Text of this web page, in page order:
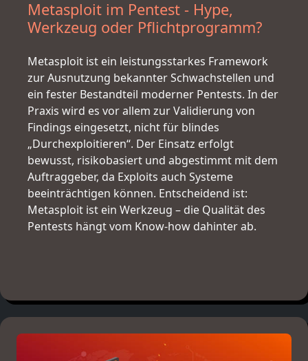
Metasploit im Pentest - Hype,
Werkzeug oder Pflichtprogramm?
Metasploit ist ein leistungsstarkes Framework
zur Ausnutzung bekannter Schwachstellen und
ein fester Bestandteil moderner Pentests. In der
Praxis wird es vor allem zur Validierung von
Findings eingesetzt, nicht für blindes
„Durchexploitieren“. Der Einsatz erfolgt
bewusst, risikobasiert und abgestimmt mit dem
Auftraggeber, da Exploits auch Systeme
beeinträchtigen können. Entscheidend ist:
Metasploit ist ein Werkzeug – die Qualität des
Pentests hängt vom Know-how dahinter ab.